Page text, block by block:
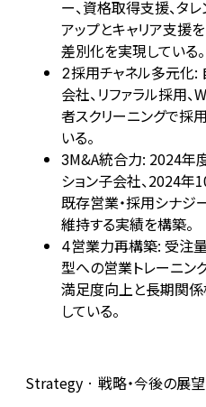
ー、資格取得支援、タ
アップとキャリア支援
差別化を実現している。
2採用チャネル多元化:
会社、リファラル採用
者スクリーニングで採
いる。
3M&A統合力: 2024年
ション子会社、2024年
既存営業・採用シナジ
維持する実績を構築。
4営業力再構築: 受注
型への営業トレーニン
満足度向上と長期関
している。
Strategy · 戦略・今後の展望